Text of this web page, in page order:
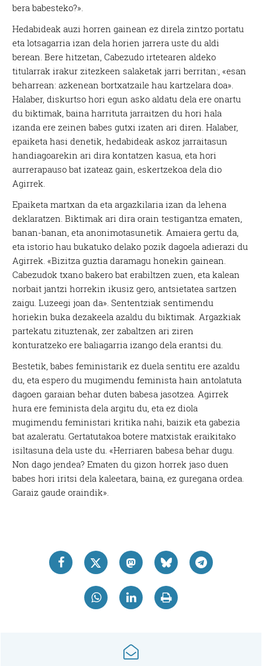
bera babesteko?».
Hedabideak auzi horren gainean ez direla zintzo portatu
eta lotsagarria izan dela horien jarrera uste du aldi
berean. Bere hitzetan, Cabezudo irtetearen aldeko
titularrak irakur zitezkeen salaketak jarri berritan:, «esan
beharrean: azkenean bortxatzaile hau kartzelara doa».
Halaber, diskurtso hori egun asko aldatu dela ere onartu
du biktimak, baina harrituta jarraitzen du hori hala
izanda ere zeinen babes gutxi izaten ari diren. Halaber,
epaiketa hasi denetik, hedabideak askoz jarraitasun
handiagoarekin ari dira kontatzen kasua, eta hori
aurrerapauso bat izateaz gain, eskertzekoa dela dio
Agirrek.
Epaiketa martxan da eta argazkilaria izan da lehena
deklaratzen. Biktimak ari dira orain testigantza ematen,
banan-banan, eta anonimotasunetik. Amaiera gertu da,
eta istorio hau bukatuko delako pozik dagoela adierazi du
Agirrek. «Bizitza guztia daramagu honekin gainean.
Cabezudok txano bakero bat erabiltzen zuen, eta kalean
norbait jantzi horrekin ikusiz gero, antsietatea sartzen
zaigu. Luzeegi joan da». Sententziak sentimendu
horiekin buka dezakeela azaldu du biktimak. Argazkiak
partekatu zituztenak, zer zabaltzen ari ziren
konturatzeko ere baliagarria izango dela erantsi du.
Bestetik, babes feministarik ez duela sentitu ere azaldu
du, eta espero du mugimendu feminista hain antolatuta
dagoen garaian behar duten babesa jasotzea. Agirrek
hura ere feminista dela argitu du, eta ez diola
mugimendu feministari kritika nahi, baizik eta gabezia
bat azaleratu. Gertatutakoa botere matxistak eraikitako
isiltasuna dela uste du. «Herriaren babesa behar dugu.
Non dago jendea? Ematen du gizon horrek jaso duen
babes hori iritsi dela kaleetara, baina, ez guregana ordea.
Garaiz gaude oraindik».